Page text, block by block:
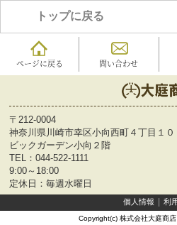
トップに戻る
ページに戻る 問い合わせ
〒212-0004
神奈川県川崎市幸区小向西町４丁目１０
ビックガーデン小向２階
TEL： 044-522-1111
9:00～18:00
定休日：毎週水曜日
個人情報 利
Copyright(c) 株式会社大庭商